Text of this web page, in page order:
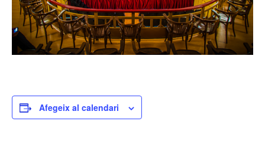
Afegeix al calendari